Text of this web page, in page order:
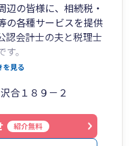
辺の皆様に、相続税・
の各種サービスを提供
認会計士の夫と税理士
。
相談される取引などに
を通じて、皆様のご
ります。
のやりとりは、私たち
を見る
合１８９－２
紹介無料